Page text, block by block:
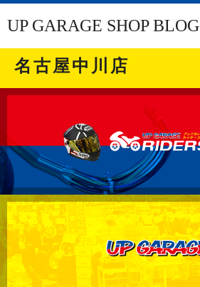
UP GARAGE SHOP BLOG
名古屋中川店